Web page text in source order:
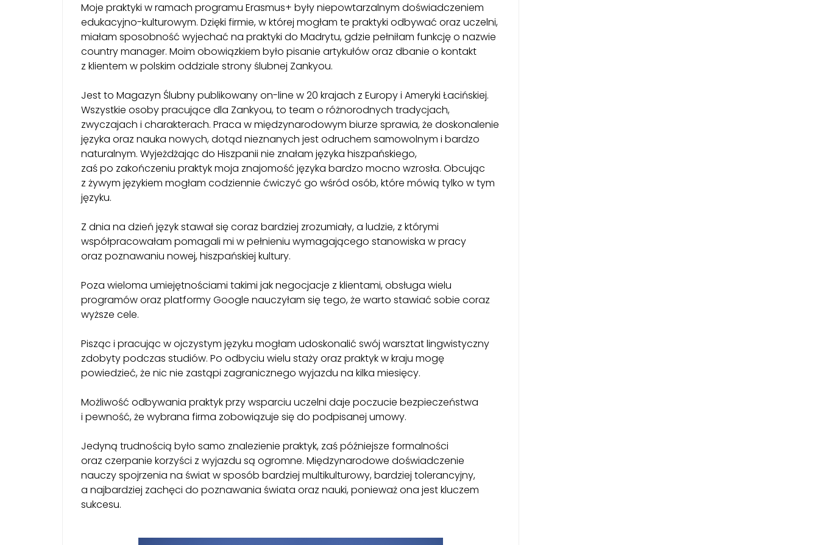
Moje praktyki w ramach programu Erasmus+ były niepowtarzalnym doświadczeniem
edukacyjno-kulturowym. Dzięki firmie, w której mogłam te praktyki odbywać oraz uczelni,
miałam sposobność wyjechać na praktyki do Madrytu, gdzie pełniłam funkcję o nazwie
country manager. Moim obowiązkiem było pisanie artykułów oraz dbanie o kontakt
z klientem w polskim oddziale strony ślubnej Zankyou.
Jest to Magazyn Ślubny publikowany on-line w 20 krajach z Europy i Ameryki Łacińskiej.
Wszystkie osoby pracujące dla Zankyou, to team o różnorodnych tradycjach,
zwyczajach i charakterach. Praca w międzynarodowym biurze sprawia, że doskonalenie
języka oraz nauka nowych, dotąd nieznanych jest odruchem samowolnym i bardzo
naturalnym. Wyjeżdżając do Hiszpanii nie znałam języka hiszpańskiego,
zaś po zakończeniu praktyk moja znajomość języka bardzo mocno wzrosła. Obcując
z żywym językiem mogłam codziennie ćwiczyć go wśród osób, które mówią tylko w tym
języku.
Z dnia na dzień język stawał się coraz bardziej zrozumiały, a ludzie, z którymi
współpracowałam pomagali mi w pełnieniu wymagającego stanowiska w pracy
oraz poznawaniu nowej, hiszpańskiej kultury.
Poza wieloma umiejętnościami takimi jak negocjacje z klientami, obsługa wielu
programów oraz platformy Google nauczyłam się tego, że warto stawiać sobie coraz
wyższe cele.
Pisząc i pracując w ojczystym języku mogłam udoskonalić swój warsztat lingwistyczny
zdobyty podczas studiów. Po odbyciu wielu staży oraz praktyk w kraju mogę
powiedzieć, że nic nie zastąpi zagranicznego wyjazdu na kilka miesięcy.
Możliwość odbywania praktyk przy wsparciu uczelni daje poczucie bezpieczeństwa
i pewność, że wybrana firma zobowiązuje się do podpisanej umowy.
Jedyną trudnością było samo znalezienie praktyk, zaś późniejsze formalności
oraz czerpanie korzyści z wyjazdu są ogromne. Międzynarodowe doświadczenie
nauczy spojrzenia na świat w sposób bardziej multikulturowy, bardziej tolerancyjny,
a najbardziej zachęci do poznawania świata oraz nauki, ponieważ ona jest kluczem
sukcesu.